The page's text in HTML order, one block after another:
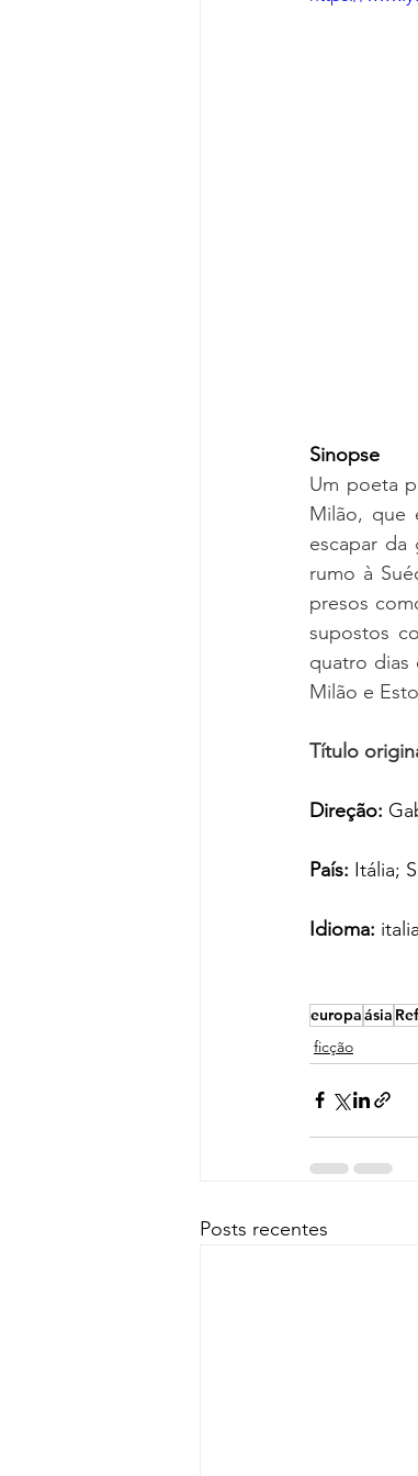
Sinopse
Um poeta
Milão, que
escapar da
rumo à
presos
supostos
quatro dias
Milão e
Título
Direção:
País: Itália;
Idioma:
europaásia
ficção
Posts recentes